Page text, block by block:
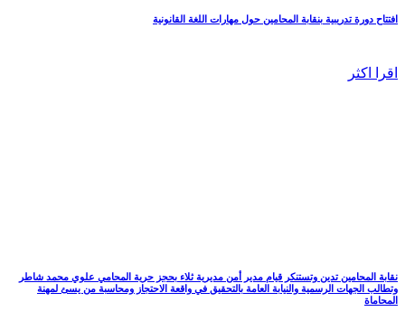
افتتاح دورة تدريبية بنقابة المحامين حول مهارات اللغة القانونية
اقرا اكثر
نقابة المحامين تدين وتستنكر قيام مدير أمن مديرية ثلاء بحجز حرية المحامي علوي محمد شاطر
وتطالب الجهات الرسمية والنيابة العامة بالتحقيق في واقعة الاحتجاز ومحاسبة من يسئ لمهنة
المحاماة